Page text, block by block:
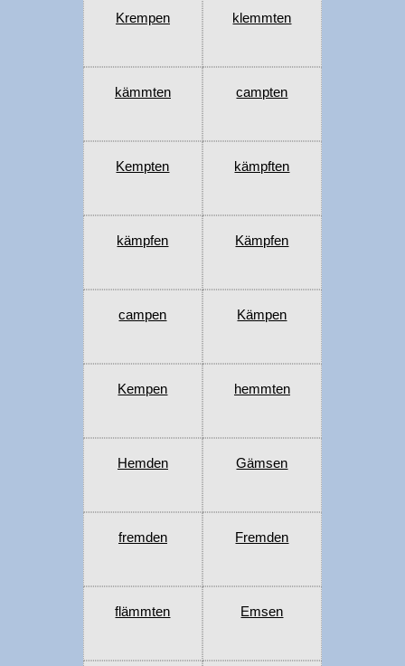
Krempen klemmten
kämmten campten
Kempten kämpften
kämpfen Kämpfen
campen Kämpen
Kempen hemmten
Hemden Gämsen
fremden Fremden
flämmten Emsen